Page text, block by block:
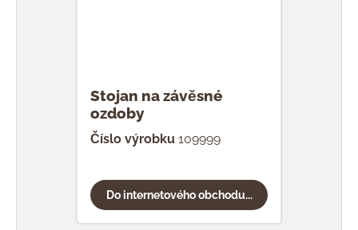
Stojan na závěsné
ozdoby
Číslo výrobku 109999
Do internetového obchodu...